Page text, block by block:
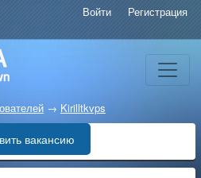
Войти Регистрация
→ Kirilltkvps
вакансию